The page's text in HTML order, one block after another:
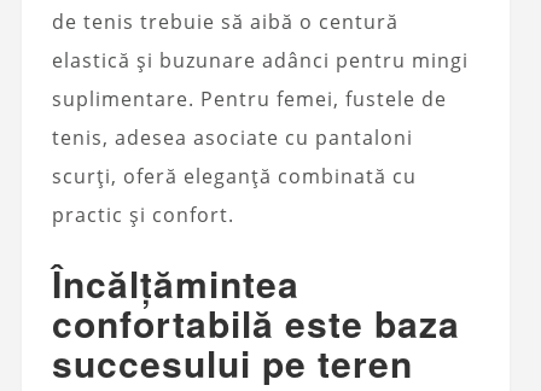
de tenis trebuie să aibă o centură
elastică și buzunare adânci pentru mingi
suplimentare. Pentru femei, fustele de
tenis, adesea asociate cu pantaloni
scurți, oferă eleganță combinată cu
practic și confort.
Încălțămintea
confortabilă este baza
succesului pe teren